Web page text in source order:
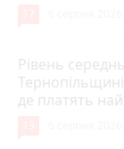
Рівень
де платять